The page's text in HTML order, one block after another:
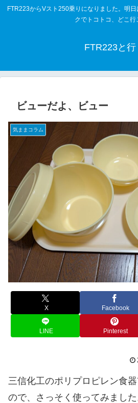
FTR223からVスト250乗りになりました。明
クでトコトコ、どこ行
FTR223と行
ビューだよ、ビュー
気ままコラム
X Facebook
LINE Pinterest
三信化工のポリプロピレン食
ので、さっそく使ってみました